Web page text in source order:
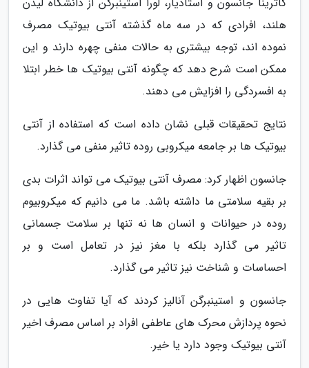
هلند، افرادی که در سه ماه گذشته آنتی بیوتیک مصرف
نموده اند، توجه بیشتری به حالات منفی چهره دارند و این
ممکن است شرح دهد که چگونه آنتی بیوتیک ها خطر ابتلا
به افسردگی را افزایش می دهند.
نتایج تحقیقات قبلی نشان داده است که استفاده از آنتی
بیوتیک ها بر جامعه میکروبی روده تاثیر منفی می گذارد.
جانسون اظهار کرد: مصرف آنتی بیوتیک می تواند اثرات بدی
بر بقیه سلامتی ما داشته باشد. ما می دانیم که میکروبیوم
روده در حیوانات و انسان ها نه تنها بر سلامت جسمانی
تاثیر می گذارد بلکه با مغز نیز در تعامل است و بر
احساسات و شناخت نیز تاثیر می گذارد.
جانسون و استینبرگن آنالیز کردند که آیا تفاوت هایی در
نحوه پردازش محرک های عاطفی افراد بر اساس مصرف اخیر
آنتی بیوتیک وجود دارد یا خیر.